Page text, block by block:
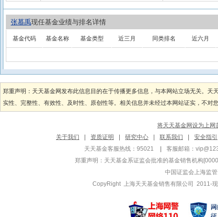
张慕禹现任基金业绩与排名详情
基金代码 基金名称 基金类型 近三月 同类排名 近六月
郑重声明：天天基金网发布此信息目的在于传播更多信息，与本网站立场无关。
实性、完整性、有效性、及时性、原创性等。相关信息并未经过本网站证实，不
将天天基金网设为上网
关于我们
资质证明 研究中心 联系我们
安全指引
天天基金客服热线：95021
客服邮箱：
郑重声明： 天天基金系证监会批准的基金销售机构
中国证监会上海监
CopyRight 上海天天基金销售有限公司 2011-